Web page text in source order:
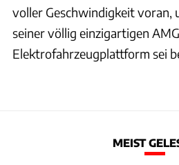
voller Geschwindigkeit voran,
seiner völlig einzigartigen
Elektrofahrzeugplattform sei
MEIST